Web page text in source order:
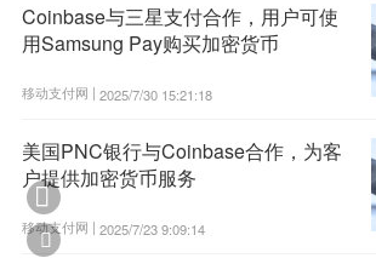
Coinbase与三星支付合作，用户可使
用Samsung Pay购买加密货币
移动支付网 | 2025/7/30 15:21:18
美国PNC银行与Coinbase合作，为客
户提供加密货币服务
移动支付网 | 2025/7/23 9:09:14

